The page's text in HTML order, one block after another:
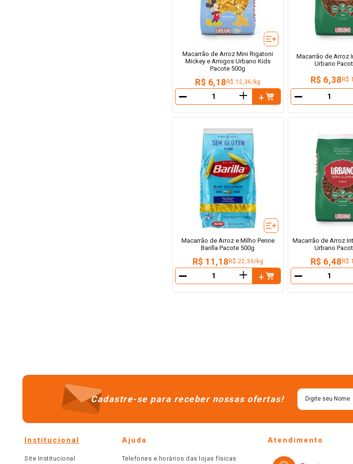
Macarrão de Arroz Mini Rigatoni
Mickey e Amigos Urbano Kids
Pacote 500g
R$ 6,18 R$ 12,36/kg
＋
－
Macarrão de Arroz
Urbano
R$ 6,38 R$
－
Macarrão de Arroz e Milho Penne
Barilla Pacote 500g
R$ 11,18R$ 22,36/kg
＋
－
Macarrão de Arroz
Urbano
R$ 6,48 R$
－
Cadastre-se para receber nossas ofertas!
Institucional
Site Institucional
Ajuda
Telefones e horários das lojas físicas
Atendimento